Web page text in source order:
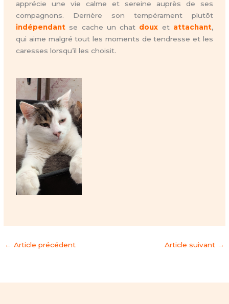
apprécie une vie calme et sereine auprès de ses
compagnons. Derrière son tempérament plutôt
indépendant se cache un chat doux et attachant,
qui aime malgré tout les moments de tendresse et les
caresses lorsqu’il les choisit.
← Article précédent Article suivant →